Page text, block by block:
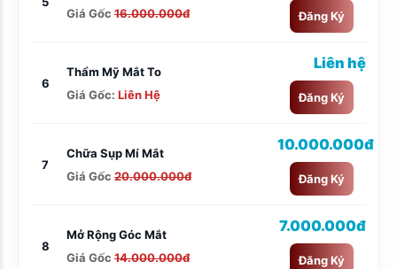
Giá Gốc 16.000.000đ Đăng Ký
6
Thẩm Mỹ Mắt To
Giá Gốc: Liên Hệ
Liên hệ
Đăng Ký
7
Chữa Sụp Mí Mắt
Giá Gốc 20.000.000đ
10.000.000đ
Đăng Ký
8
Mở Rộng Góc Mắt
Giá Gốc 14.000.000đ
7.000.000đ
Đăng Ký